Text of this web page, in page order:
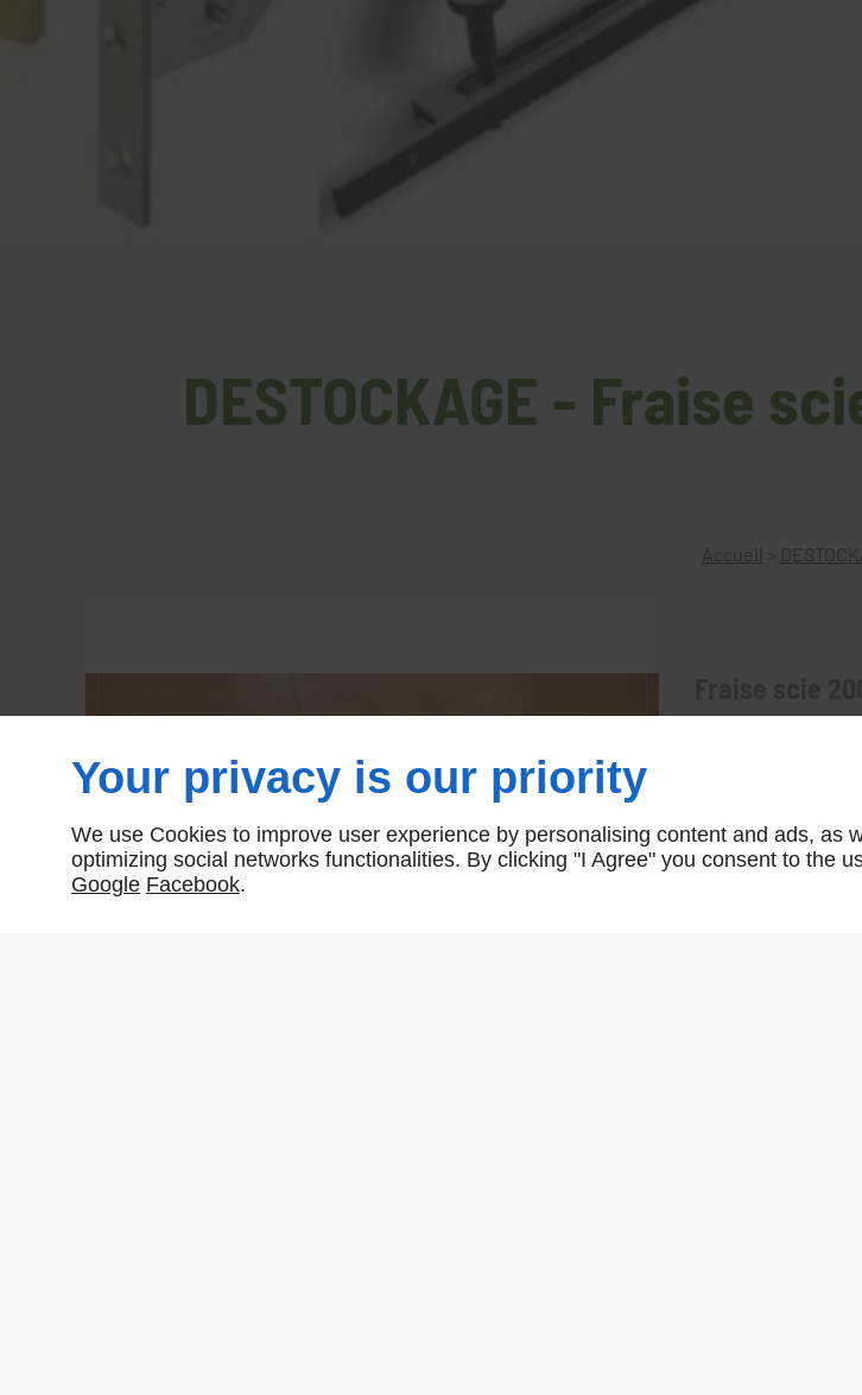
DESTOCKAGE - Fraise
Accueil >
Your privacy is our priority
We use Cookies to improve user experience by personalising content and ads, as
optimizing social networks functionalities. By clicking "I Agree" you consent to the
Google Facebook.